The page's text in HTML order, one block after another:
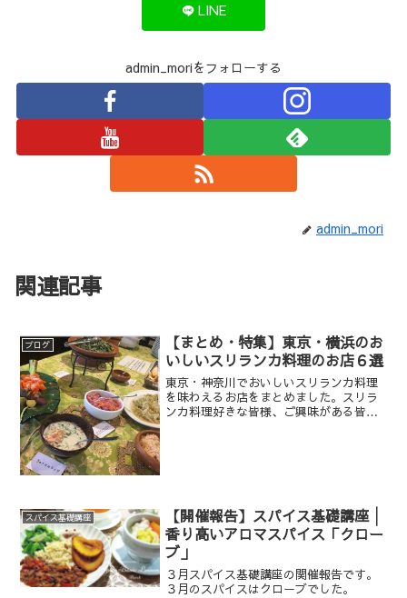
LINE
admin_moriをフォローする
admin_mori
関連記事
ブログ
【まとめ・特集】東京・横浜のお
いしいスリランカ料理のお店６選
東京・神奈川でおいしいスリランカ料理
を味わえるお店をまとめました。スリラ
ンカ料理好きな皆様、ご興味がある皆様
スパイス基礎講座
【開催報告】スパイス基礎講座│
香り高いアロマスパイス「クロー
ブ」
３月スパイス基礎講座の関催報告です。
３月のスパイスはクローブでした。